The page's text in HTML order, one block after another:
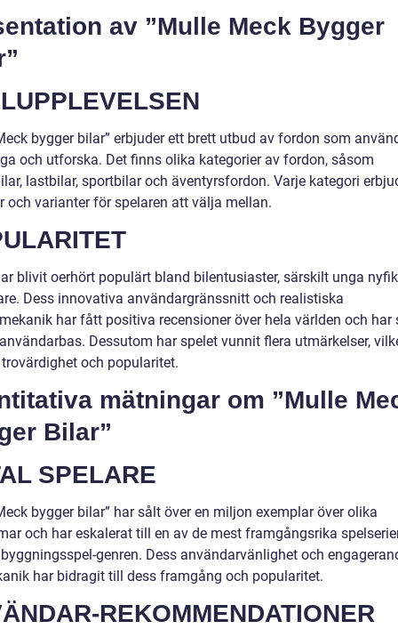
av ”Mulle Meck Bygger
bygger bilar” erbjuder ett brett utbud av fordon som
och utforska. Det finns olika kategorier av fordon, såsom
lastbilar, sportbilar och äventyrsfordon. Varje kategori
och varianter för spelaren att välja mellan.
blivit oerhört populärt bland bilentusiaster, särskilt unga
Dess innovativa användargränssnitt och realistiska
har fått positiva recensioner över hela världen och har
Dessutom har spelet vunnit flera utmärkelser,
och popularitet.
mätningar om ”Mulle
Bilar”
SPELARE
bygger bilar” har sålt över en miljon exemplar över olika
och har eskalerat till en av de mest framgångsrika
genren. Dess användarvänlighet och
har bidragit till dess framgång och popularitet.
REKOMMENDATIONER